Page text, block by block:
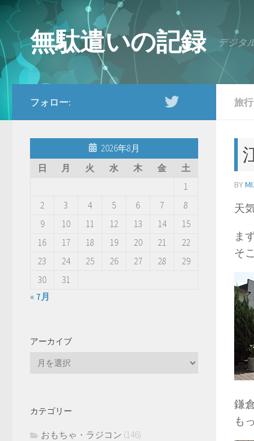
コンテンツへスキップ
無駄遣いの記録 デジタ
旅
BY
天
ま
そ
鎌
も
フォロー:
2026年8月
日
月 火 水 木 金
土
1
2
3 4 5 6 7
8
9
10 11 12 13 14
15
16
17 18 19 20 21
22
23
24 25 26 27 28
29
30
31
« 7月
アーカイブ
ブ
カテゴリー
おもちゃ・ラジコン (146)